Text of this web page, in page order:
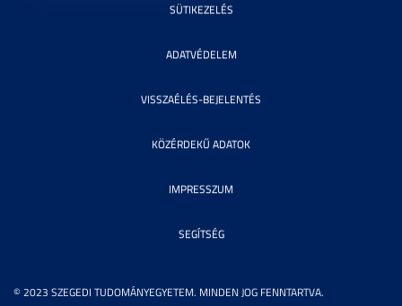
© 2023 SZEGEDI TUDOMÁNYEGYETEM. MINDEN JOG FENNTARTVA.
SÜTIKEZELÉS
ADATVÉDELEM
VISSZAÉLÉS-BEJELENTÉS
KÖZÉRDEKŰ ADATOK
IMPRESSZUM
SEGÍTSÉG